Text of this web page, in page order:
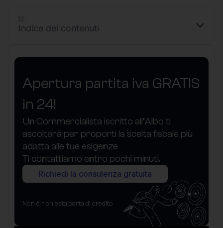
Apertura partita iva GRATIS
in 24!
Un Commercialista iscritto all’Albo ti
ascolterà per proporti la scelta fiscale più
adatta alle tue esigenze
Ti contattiamo entro pochi minuti.
Richiedi la consulenza gratuita
Non è richiesta carta di credito
Indice dei contenuti